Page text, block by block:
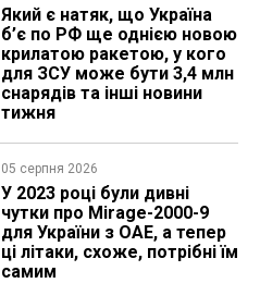
Який є натяк, що Україна
б’є по РФ ще однією новою
крилатою ракетою, у кого
для ЗСУ може бути 3,4 млн
снарядів та інші новини
тижня
05 серпня 2026
У 2023 році були дивні
чутки про Mirage-2000-9
для України з ОАЕ, а тепер
ці літаки, схоже, потрібні їм
самим